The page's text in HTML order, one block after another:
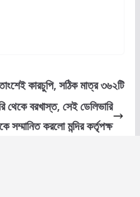
কারচুপি, সঠিক মাত্র ৩৬২টি
থেকে বরখাস্ত, সেই ডেলিভারি
সম্মানিত করলো মন্দির কর্তৃপক্ষ